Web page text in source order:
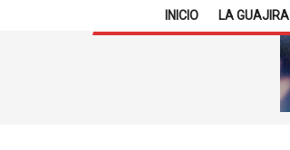
INICIO LA GUAJIRA